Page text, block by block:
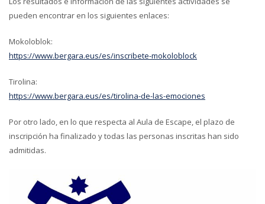
pueden encontrar en los siguientes enlaces:
Mokoloblok:
https://www.bergara.eus/es/inscribete-mokoloblock
Tirolina:
https://www.bergara.eus/es/tirolina-de-las-emociones
Por otro lado, en lo que respecta al Aula de Escape, el plazo de
inscripción ha finalizado y todas las personas inscritas han sido
admitidas.